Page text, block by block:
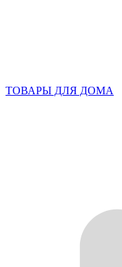
ТОВАРЫ ДЛЯ ДОМА